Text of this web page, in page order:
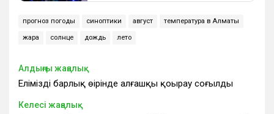
прогноз погоды синоптики август температура в Алматы
жара солнце дождь лето
Алдыңғы жаңалық
Еліміздің барлық өңірінде алғашқы қоңырау соғылды
Келесі жаңалық